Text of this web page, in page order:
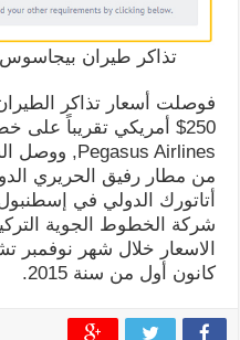
تذاكر طيران
فوصلت أسعار تذاكر
250$ أمريكي تقريباً
من مطار رفيق الحريري
أتاتورك الدولي في
الاسعار خلال شهر نوفمبر
كانون أول من سنة 2015.